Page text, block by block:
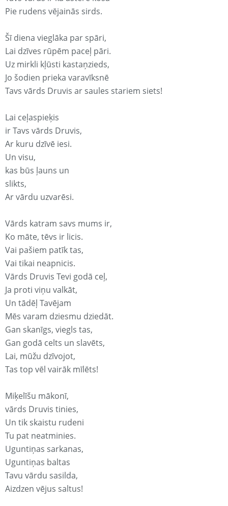
Pie rudens vējainās sirds.
Šī diena vieglāka par spāri,
Lai dzīves rūpēm paceļ pāri.
Uz mirkli kļūsti kastaņzieds,
Jo šodien prieka varavīksnē
Tavs vārds Druvis ar saules stariem siets!
Lai ceļaspieķis
ir Tavs vārds Druvis,
Ar kuru dzīvē iesi.
Un visu,
kas būs ļauns un
slikts,
Ar vārdu uzvarēsi.
Vārds katram savs mums ir,
Ko māte, tēvs ir licis.
Vai pašiem patīk tas,
Vai tikai neapnicis.
Vārds Druvis Tevi godā ceļ,
Ja proti viņu valkāt,
Un tādēļ Tavējam
Mēs varam dziesmu dziedāt.
Gan skanīgs, viegls tas,
Gan godā celts un slavēts,
Lai, mūžu dzīvojot,
Tas top vēl vairāk mīlēts!
Miķelīšu mākonī,
vārds Druvis tinies,
Un tik skaistu rudeni
Tu pat neatminies.
Uguntiņas sarkanas,
Uguntiņas baltas
Tavu vārdu sasilda,
Aizdzen vējus saltus!